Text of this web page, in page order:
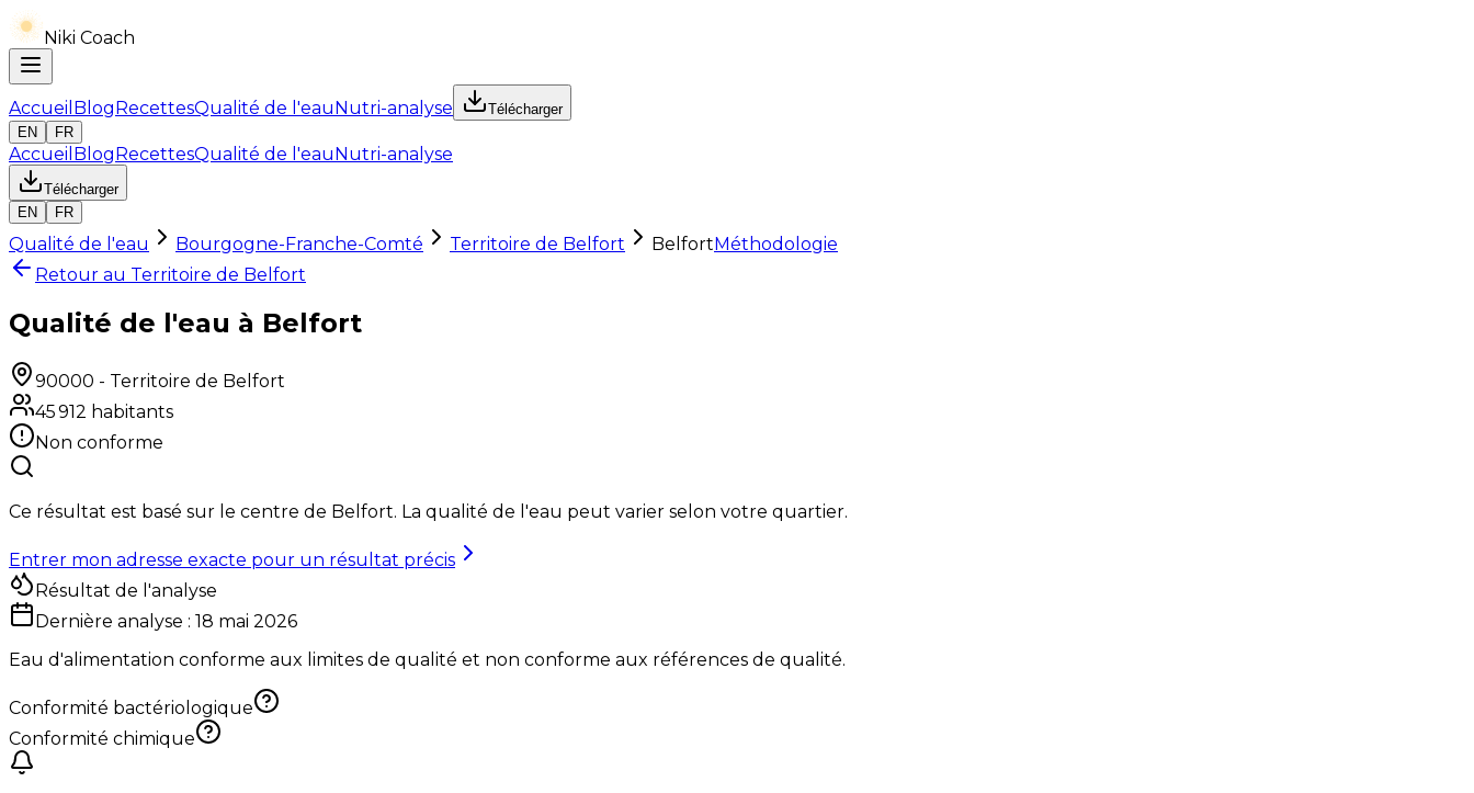
Niki Coach
Accueil BlogRecettesQualité de l'eauNutri-analyse
Télécharger
EN
FR
Accueil BlogRecettesQualité de l'eauNutri-analyse
Télécharger
EN
FR
Qualité de l'eau Bourgogne-Franche-Comté Territoire de Belfort BelfortMéthodologie
Retour au Territoire de Belfort
Qualité de l'eau à Belfort
90000 - Territoire de Belfort
45 912 habitants
Non conforme
Ce résultat est basé sur le centre de Belfort. La qualité de l'eau peut varier selon votre quartier.
Entrer mon adresse exacte pour un résultat précis
Résultat de l'analyse
Dernière analyse : 18 mai 2026
Eau d'alimentation conforme aux limites de qualité et non conforme aux références de qualité.
Conformité bactériologique
Conformité chimique